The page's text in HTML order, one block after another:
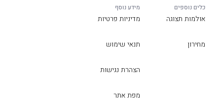
כלים נוספים
אולמות תצוגה
מחירון
מידע נוסף
מדיניות פרטיות
תנאי שימוש
הצהרת נגישות
מפת אתר